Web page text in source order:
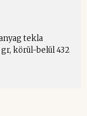
tekla
körül-belül 432